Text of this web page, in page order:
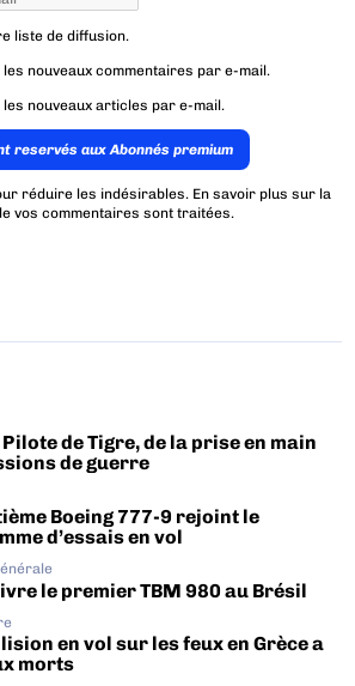
liste de diffusion.
nouveaux commentaires par e-mail.
nouveaux articles par e-mail.
reservés aux Abonnés premium
réduire les indésirables. En savoir plus sur la
vos commentaires sont traitées.
Pilote de Tigre, de la prise en main
de guerre
Boeing 777-9 rejoint le
d’essais en vol
le premier TBM 980 au Brésil
en vol sur les feux en Grèce a
morts